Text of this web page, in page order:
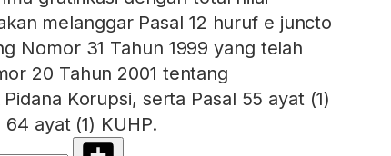
melanggar Pasal 12 huruf e juncto
Nomor 31 Tahun 1999 yang telah
20 Tahun 2001 tentang
Korupsi, serta Pasal 55 ayat (1)
64 ayat (1) KUHP.